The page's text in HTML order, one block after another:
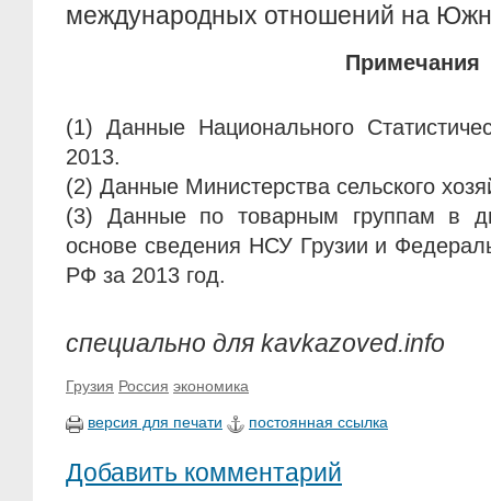
международных отношений на
Примечания
(1) Данные Национального
2013.
(2) Данные Министерства сельского
(3) Данные по товарным группам в
основе сведения НСУ Грузии и
РФ за 2013 год.
специально для kavkazoved.info
Грузия Россия экономика
версия для печати постоянная ссылка
Добавить комментарий